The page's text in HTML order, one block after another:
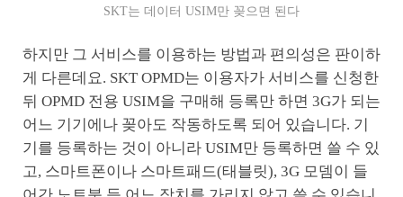
SKT는 데이터 USIM만 꽂으면 된다
하지만 그 서비스를 이용하는 방법과 편의성은 판이하
게 다른데요. SKT OPMD는 이용자가 서비스를 신청한
뒤 OPMD 전용 USIM을 구매해 등록만 하면 3G가 되는
어느 기기에나 꽂아도 작동하도록 되어 있습니다. 기
기를 등록하는 것이 아니라 USIM만 등록하면 쓸 수 있
고, 스마트폰이나 스마트패드(태블릿), 3G 모뎀이 들